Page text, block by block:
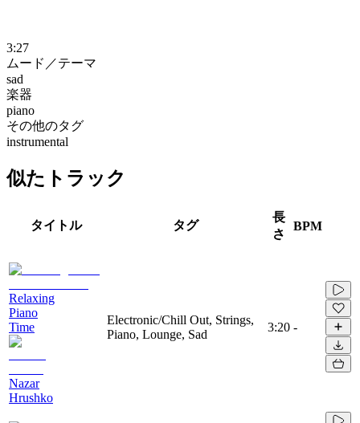
3:27
ムード／テーマ
sad
楽器
piano
その他のタグ
instrumental
似たトラック
タイトル タグ
長
さ
BPM
Relaxing
Piano
Time
Nazar
Hrushko
Electronic/Chill Out, Strings,
Piano, Lounge, Sad
3:20 -